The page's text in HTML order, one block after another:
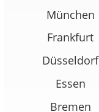
München
Frankfurt
Düsseldorf
Essen
Bremen